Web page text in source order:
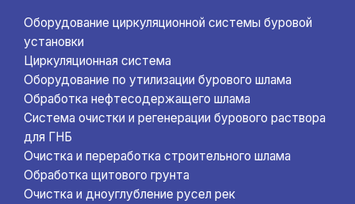
Оборудование циркуляционной системы буровой
установки
Циркуляционная система
Оборудование по утилизации бурового шлама
Обработка нефтесодержащего шлама
Система очистки и регенерации бурового раствора
для ГНБ
Очистка и переработка строительного шлама
Обработка щитового грунта
Очистка и дноуглубление русел рек